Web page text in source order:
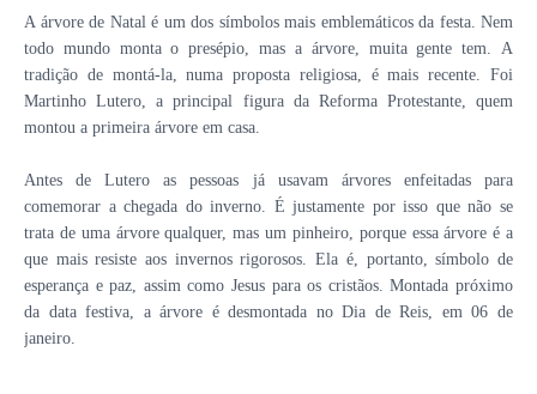
A árvore de Natal é um dos símbolos mais emblemáticos da festa. Nem
todo mundo monta o presépio, mas a árvore, muita gente tem. A
tradição de montá-la, numa proposta religiosa, é mais recente. Foi
Martinho Lutero, a principal figura da Reforma Protestante, quem
montou a primeira árvore em casa.
Antes de Lutero as pessoas já usavam árvores enfeitadas para
comemorar a chegada do inverno. É justamente por isso que não se
trata de uma árvore qualquer, mas um pinheiro, porque essa árvore é a
que mais resiste aos invernos rigorosos. Ela é, portanto, símbolo de
esperança e paz, assim como Jesus para os cristãos.Montada próximo
da data festiva, a árvore é desmontada no Dia de Reis, em 06 de
janeiro.